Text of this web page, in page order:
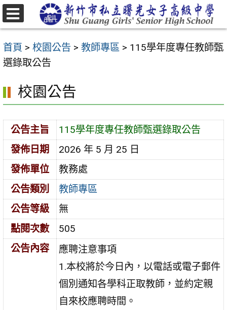
跳
至
要
內
區
首頁 > 校園公告 > 教師專區 > 115學年度專任教師甄
選錄取公告
校園公告
公告主旨
115學年度專任教師甄選錄取公告
發佈日期
2026 年 5 月 25 日
發佈單位
教務處
公告類別
教師專區
公告等級
無
點閱次數
505
公告內容
應聘注意事項
1.本校將於今日內，以電話或電子郵件
個別通知各學科正取教師，並約定親
自來校應聘時間。
選
單